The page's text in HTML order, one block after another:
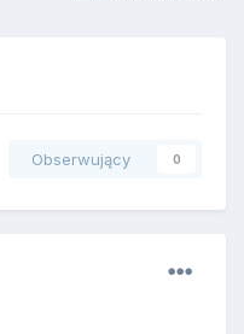
Obserwujący 0